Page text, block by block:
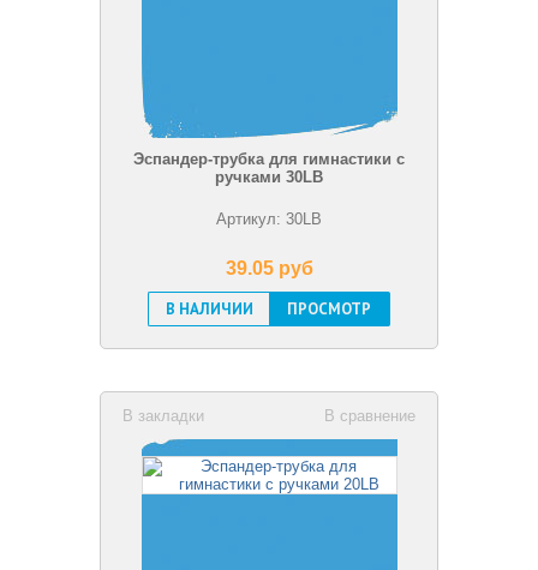
Эспандер-трубка для гимнастики с
ручками 30LB
Артикул: 30LB
39.05 pуб
В НАЛИЧИИ
ПРОСМОТР
В сравнение
В закладки